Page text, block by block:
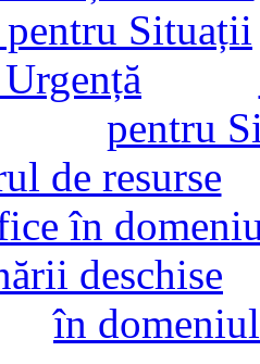
pentru
în